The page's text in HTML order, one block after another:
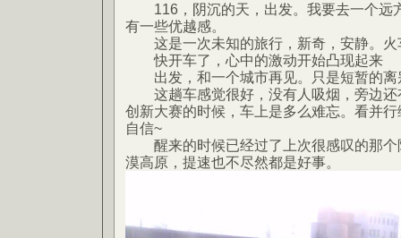
116，阴沉的天，出发。我要去一个远
有一些优越感。
这是一次未知的旅行，新奇，安静。火
快开车了，心中的激动开始凸现起来
出发，和一个城市再见。只是短暂的离
这趟车感觉很好，没有人吸烟，旁边还
创新大赛的时候，车上是多么难忘。看并
自信~
醒来的时候已经过了上次很感叹的那个
漠高原，提速也不尽然都是好事。